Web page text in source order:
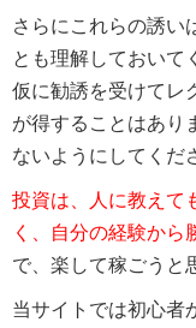
さらにこれらの誘い
とも理解しておいて
仮に勧誘を受けてレ
が得することはあり
ないようにしてくだ
投資は、人に教えて
く、自分の経験から
で、楽して稼ごうと
当サイトでは初心者